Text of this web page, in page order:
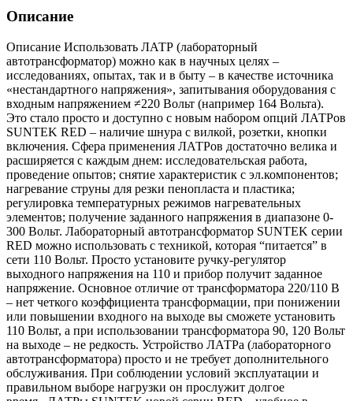
Описание
Описание Использовать ЛАТР (лабораторный
автотрансформатор) можно как в научных целях –
исследованиях, опытах, так и в быту – в качестве источника
«нестандартного напряжения», запитывания оборудования с
входным напряжением ≠220 Вольт (например 164 Вольта).
Это стало просто и доступно с новым набором опций ЛАТРов
SUNTEK RED – наличие шнура с вилкой, розетки, кнопки
включения. Сфера применения ЛАТРов достаточно велика и
расширяется с каждым днем: исследовательская работа,
проведение опытов; снятие характеристик с эл.компонентов;
нагревание струны для резки пенопласта и пластика;
регулировка температурных режимов нагревательных
элементов; получение заданного напряжения в диапазоне 0-
300 Вольт. Лабораторный автотрансформатор SUNTEK серии
RED можно использовать с техникой, которая “питается” в
сети 110 Вольт. Просто установите ручку-регулятор
выходного напряжения на 110 и прибор получит заданное
напряжение. Основное отличие от трансформатора 220/110 В
– нет четкого коэффициента трансформации, при понижении
или повышении входного на выходе вы сможете установить
110 Вольт, а при использовании трансформатора 90, 120 Вольт
на выходе – не редкость. Устройство ЛАТРа (лабораторного
автотрансформатора) просто и не требует дополнительного
обслуживания. При соблюдении условий эксплуатации и
правильном выборе нагрузки он прослужит долгое